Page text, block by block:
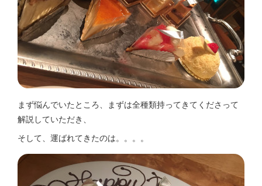
まず悩んでいたところ、まずは全種類持ってきてくださって
解説していただき、
そして、運ばれてきたのは。。。。